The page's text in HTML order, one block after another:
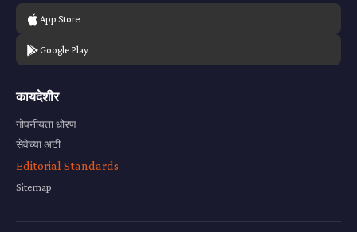
App Store
Google Play
कायदेशीर
गोपनीयता धोरण
सेवेच्या अटी
Editorial Standards
Sitemap